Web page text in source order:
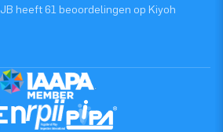
JB heeft 61 beoordelingen op Kiyoh